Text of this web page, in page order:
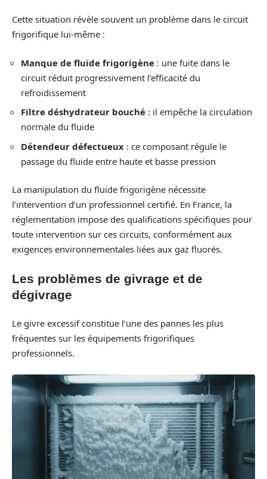
Cette situation révèle souvent un problème dans le circuit
frigorifique lui-même :
Manque de fluide frigorigène : une fuite dans le
circuit réduit progressivement l’efficacité du
refroidissement
Filtre déshydrateur bouché : il empêche la circulation
normale du fluide
Détendeur défectueux : ce composant régule le
passage du fluide entre haute et basse pression
La manipulation du fluide frigorigène nécessite
l’intervention d’un professionnel certifié. En France, la
réglementation impose des qualifications spécifiques pour
toute intervention sur ces circuits, conformément aux
exigences environnementales liées aux gaz fluorés.
Les problèmes de givrage et de
dégivrage
Le givre excessif constitue l’une des pannes les plus
fréquentes sur les équipements frigorifiques
professionnels.